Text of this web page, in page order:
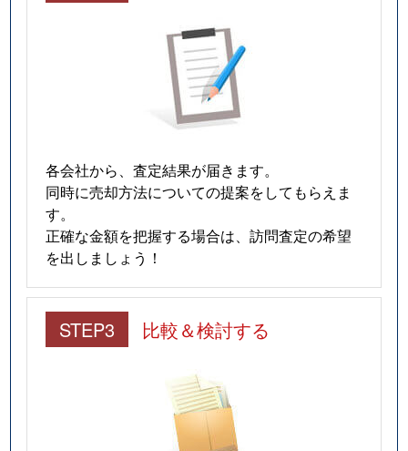
各会社から、査定結果が届きます。
同時に売却方法についての提案をしてもらえま
す。
正確な金額を把握する場合は、訪問査定の希望
を出しましょう！
STEP3 比較＆検討する